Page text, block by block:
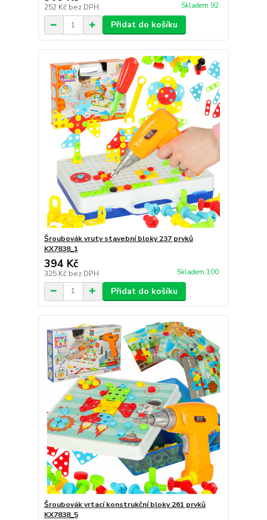
252 Kč bez DPH Skladem 92
Přidat do košíku
Šroubovák vruty stavební bloky 237 prvků
KX7838_1
394 Kč
325 Kč bez DPH Skladem 100
Přidat do košíku
Šroubovák vrtací konstrukční bloky 261 prvků
KX7838_5